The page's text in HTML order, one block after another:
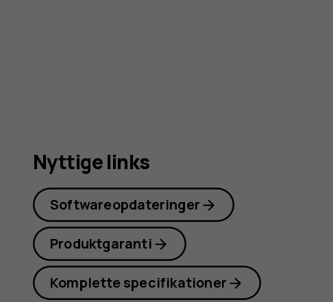
Nyttige links
Softwareopdateringer
Produktgaranti
Komplette specifikationer